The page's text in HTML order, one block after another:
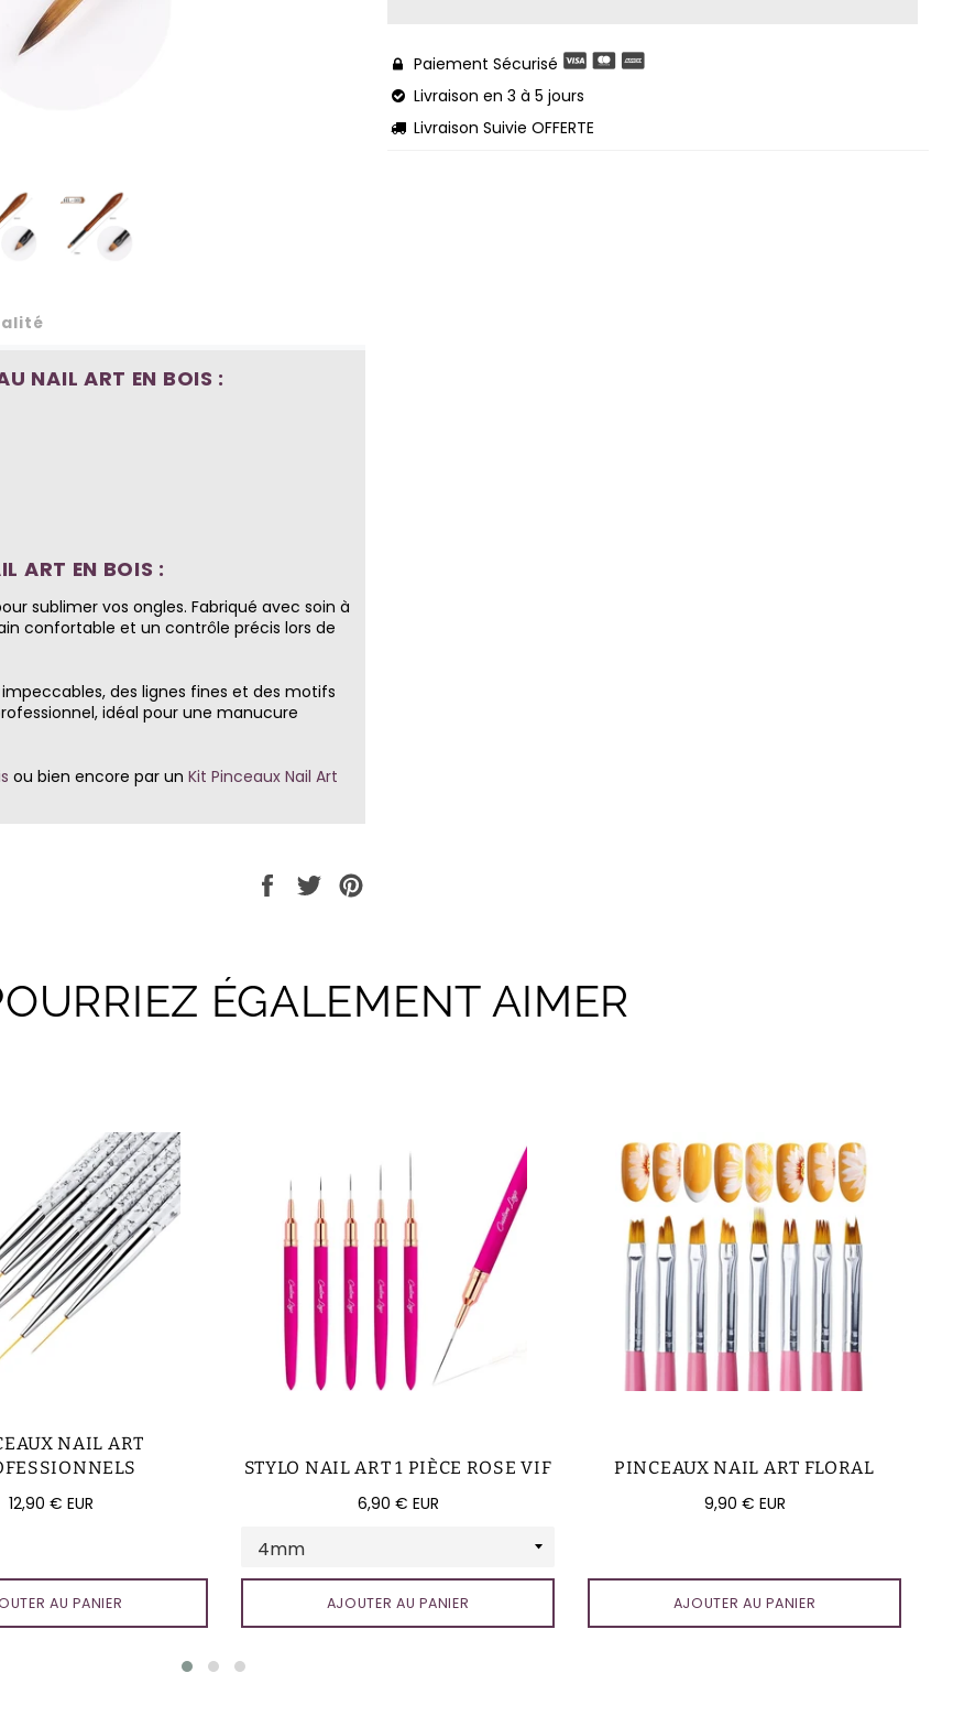
NAIL ART EN BOIS :
ART EN BOIS :
sublimer vos ongles. Fabriqué avec soin à
confortable et un contrôle précis lors de
des lignes fines et des motifs
idéal pour une manucure
ou bien encore par un Kit Pinceaux Nail Art
Partager
sur
Tweeter
sur
 Paiement Sécurisé
 Livraison en 3 à 5 jours
 Livraison Suivie OFFERTE
ÉGALEMENT AIMER
NAIL ART
Prix
12,90 € EUR
AU PANIER
STYLO NAIL ART 1 PIÈCE ROSE VIF
Prix
6,90 € EUR
AJOUTER AU PANIER
PINCEAUX NAIL ART FLORAL
Prix
9,90 € EUR
AJOUTER AU PANIER